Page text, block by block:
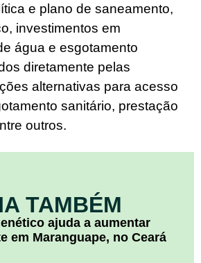
e plano de saneamento,
investimentos em
água e esgotamento
diretamente pelas
alternativas para acesso
sanitário, prestação
outros.
TAMBÉM
ajuda a aumentar
em Maranguape, no Ceará